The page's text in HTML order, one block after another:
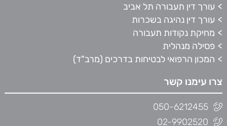
עורך דין תעבורה תל אביב
עורך דין נהיגה בשכרות
מחיקת נקודות תעבורה
פסילה מנהלית
המכון הרפואי לבטיחות בדרכים (מרב"ד)
צרו עימנו קשר
050-6212455
02-9902520